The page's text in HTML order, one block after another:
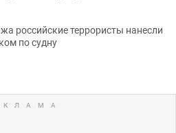
российские террористы нанесли
по судну